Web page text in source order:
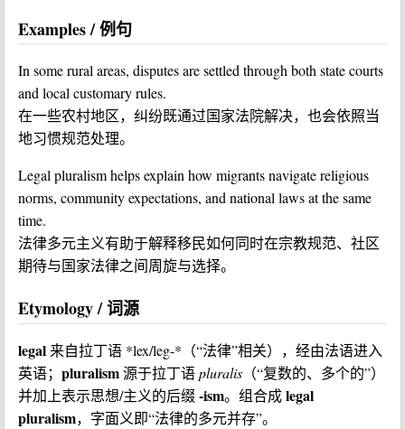
Examples / 例句
In some rural areas, disputes are settled through both state courts
and local customary rules.
在一些农村地区，纠纷既通过国家法院解决，也会依照当
地习惯规范处理。
Legal pluralism helps explain how migrants navigate religious
norms, community expectations, and national laws at the same
time.
法律多元主义有助于解释移民如何同时在宗教规范、社区
期待与国家法律之间周旋与选择。
Etymology / 词源
legal 来自拉丁语 *lex/leg-*（“法律”相关），经由法语进入
英语； pluralism源于拉丁语pluralis （“复数的、多个的”）
并加上表示思想/主义的后缀 -ism。组合成legal
pluralism，字面义即“法律的多元并存”。